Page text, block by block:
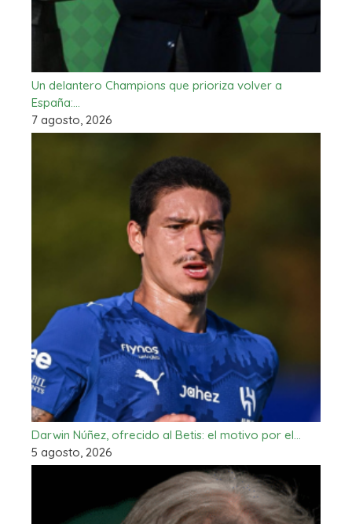
Un delantero Champions que prioriza volver a
España:…
7 agosto, 2026
Darwin Núñez, ofrecido al Betis: el motivo por el…
5 agosto, 2026